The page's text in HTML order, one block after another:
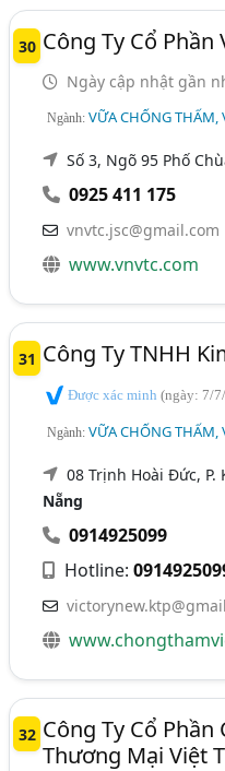
30 Công Ty Cổ Phần
Ngày cập nhật gần
Ngành:VỮA CHỐNG THẤM,
Số 3, Ngõ 95 Phố
0925 411 175
vnvtc.jsc@gmail.com
www.vnvtc.com
31 Công Ty TNHH
Được xác minh(ngày: 7/
Ngành:VỮA CHỐNG THẤM,
08 Trịnh Hoài Đức, P.
Nẵng
0914925099
Hotline:
32 Công Ty Cổ
Thương Mại Việt